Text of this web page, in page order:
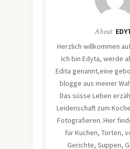
About
Herzlich willkommen
Ich bin Edyta, werde
Edita genannt,eine
blogge aus meiner
Das süsse Leben
Leidenschaft zum
Fotografieren. Hier
für Kuchen, Torten,
Gerichte, Suppen,